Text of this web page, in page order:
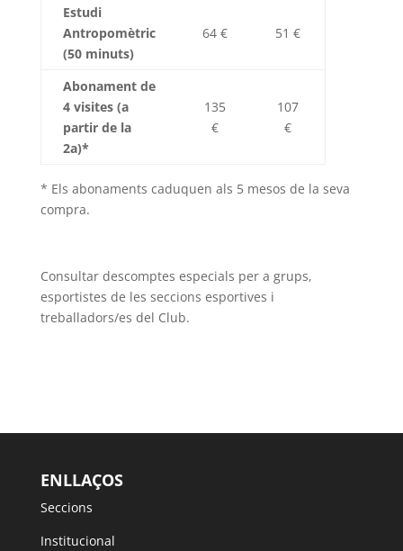
Estudi
Antropomètric
(50 minuts)
64 € 51 €
Abonament de
4 visites (a
partir de la
2a)*
135
€
107
€
* Els abonaments caduquen als 5 mesos de la seva
compra.
Consultar descomptes especials per a grups,
esportistes de les seccions esportives i
treballadors/es del Club.
ENLLAÇOS
Seccions
Institucional